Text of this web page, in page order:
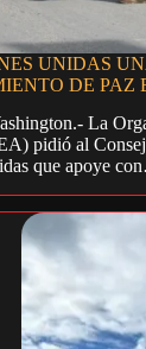
UNIDAS
DE PAZ
La
pidió al
que apoye